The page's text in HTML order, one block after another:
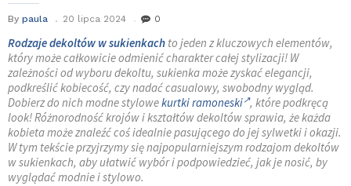
By paula 20 lipca 2024 0
Rodzaje dekoltów w sukienkach to jeden z kluczowych elementów,
który może całkowicie odmienić charakter całej stylizacji! W
zależności od wyboru dekoltu, sukienka może zyskać elegancji,
podkreślić kobiecość, czy nadać casualowy, swobodny wygląd.
Dobierz do nich modne stylowekurtki ramoneski , które podkręcą
look! Różnorodność krojów i kształtów dekoltów sprawia, że każda
kobieta może znaleźć coś idealnie pasującego do jej sylwetki i okazji.
W tym tekście przyjrzymy się najpopularniejszym rodzajom dekoltów
w sukienkach, aby ułatwić wybór i podpowiedzieć, jak je nosić, by
wyglądać modnie i stylowo.